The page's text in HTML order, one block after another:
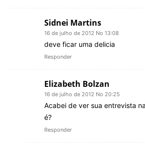
Sidnei Martins
16 de julho de 2012 No 13:08
deve ficar uma delicia
Responder
Elizabeth Bolzan
16 de julho de 2012 No 20:25
Acabei de ver sua entrevista
é?
Responder